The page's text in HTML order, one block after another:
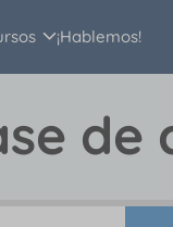
¡Hablemos!
de